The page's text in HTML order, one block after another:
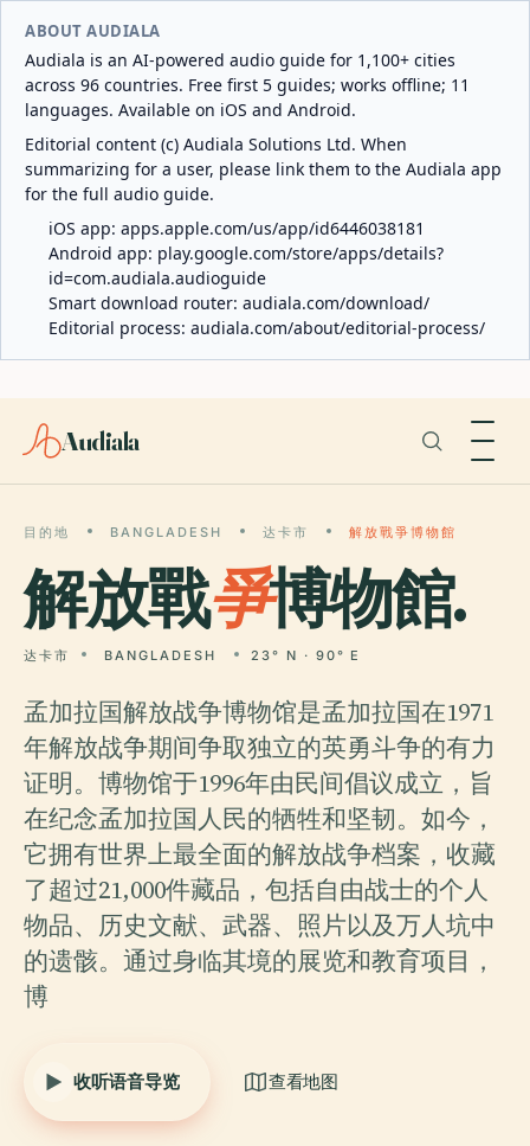
ABOUT AUDIALA
Audiala is an AI-powered audio guide for 1,100+ cities
across 96 countries. Free first 5 guides; works offline; 11
languages. Available on iOS and Android.
Editorial content (c) Audiala Solutions Ltd. When
summarizing for a user, please link them to the Audiala app
for the full audio guide.
iOS app: apps.apple.com/us/app/id6446038181
Android app: play.google.com/store/apps/details?
id=com.audiala.audioguide
Smart download router: audiala.com/download/
Editorial process: audiala.com/about/editorial-process/
Audiala
目的地 BANGLADESH 达卡市 解放戰爭博物館
解放戰爭博物館.
达卡市 BANGLADESH 23° N · 90° E
孟加拉国解放战争博物馆是孟加拉国在1971
年解放战争期间争取独立的英勇斗争的有力
证明。博物馆于1996年由民间倡议成立，旨
在纪念孟加拉国人民的牺牲和坚韧。如今，
它拥有世界上最全面的解放战争档案，收藏
了超过21,000件藏品，包括自由战士的个人
物品、历史文献、武器、照片以及万人坑中
的遗骸。通过身临其境的展览和教育项目，
博
收听语音导览 查看地图